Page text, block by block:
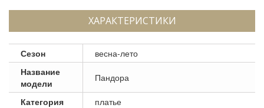
ХАРАКТЕРИСТИКИ
Сезон
весна-лето
Название
модели
Пандора
Категория
платье